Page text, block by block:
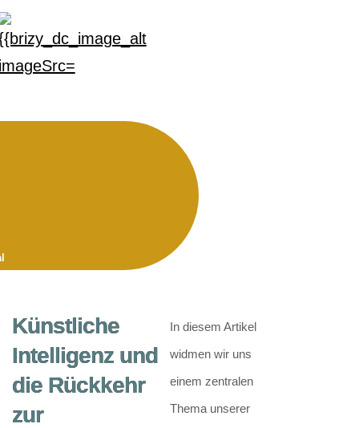
Künstliche
Intelligenz und
die Rückkehr
zur
In diesem Artikel
widmen wir uns
einem zentralen
Thema unserer